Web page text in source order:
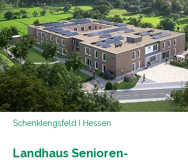
Schenklengsfeld I Hessen
Landhaus Senioren-